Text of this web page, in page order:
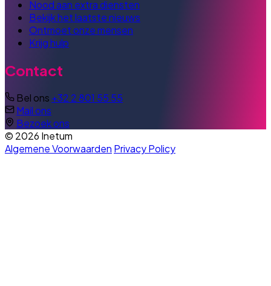
Nood aan extra diensten
Bekijk het laatste nieuws
Ontmoet onze mensen
Krijg hulp
Contact
Bel ons +32 2 801 55 55
Mail ons
Bezoek ons
© 2026 Inetum
Algemene Voorwaarden Privacy Policy